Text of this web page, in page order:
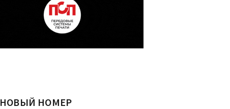
НОВЫЙ НОМЕР